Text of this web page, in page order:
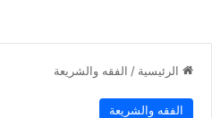
الرئيسية / الفقه والشريعة
الفقه والشريعة